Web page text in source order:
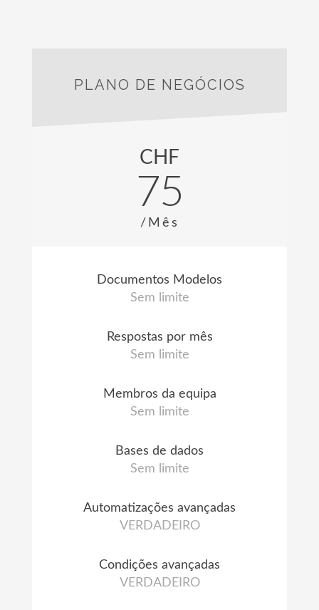
PLANO DE NEGÓCIOS
CHF
75
/Mês
Documentos Modelos
Sem limite
Respostas por mês
Sem limite
Membros da equipa
Sem limite
Bases de dados
Sem limite
Automatizações avançadas
VERDADEIRO
Condições avançadas
VERDADEIRO